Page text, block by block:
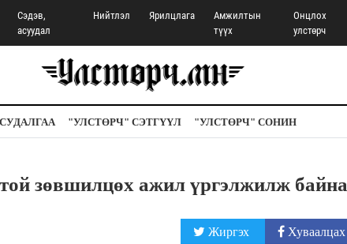
Сэдэв,
асуудал
Нийтлэл Ярилцлага
Амжилтын
түүх
Онцлох
улстөрч
"УЛСТӨРЧ" СЭТГҮҮЛ "УЛСТӨРЧ" СОНИН
зөвшилцөх ажил үргэлжилж байна
Жиргэх Хуваалцах